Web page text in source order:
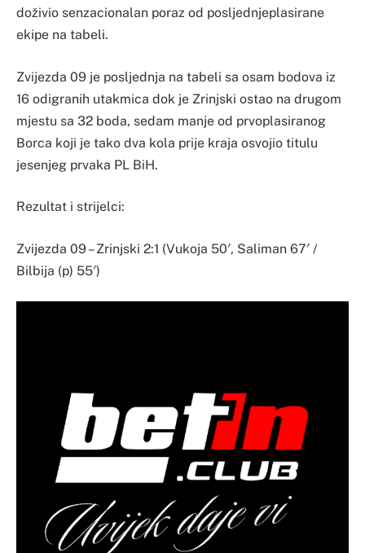
doživio senzacionalan poraz od posljednjeplasirane
ekipe na tabeli.
Zvijezda 09 je posljednja na tabeli sa osam bodova iz
16 odigranih utakmica dok je Zrinjski ostao na drugom
mjestu sa 32 boda, sedam manje od prvoplasiranog
Borca koji je tako dva kola prije kraja osvojio titulu
jesenjeg prvaka PL BiH.
Rezultat i strijelci:
Zvijezda 09 – Zrinjski 2:1 (Vukoja 50′, Saliman 67′ /
Bilbija (p) 55′)